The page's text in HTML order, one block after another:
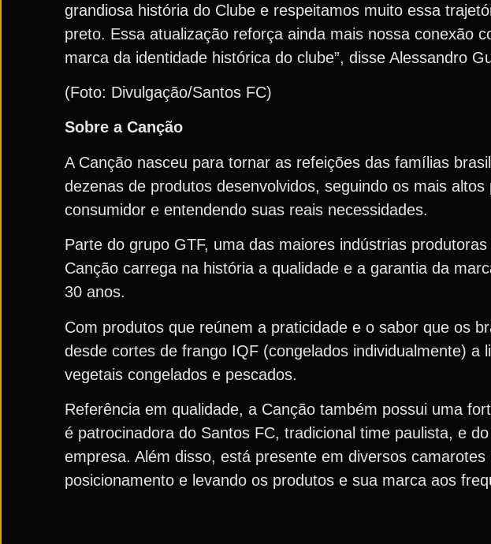
grandiosa história do Clube e respeitamos muito essa
preto. Essa atualização reforça ainda mais nossa conexão
marca da identidade histórica do clube”, disse Alessandro
(Foto: Divulgação/Santos FC)
Sobre a Canção
A Canção nasceu para tornar as refeições das famílias
dezenas de produtos desenvolvidos, seguindo os mais
consumidor e entendendo suas reais necessidades.
Parte do grupo GTF, uma das maiores indústrias
Canção carrega na história a qualidade e a garantia da
30 anos.
Com produtos que reúnem a praticidade e o sabor que os
desde cortes de frango IQF (congelados individualmente) a
vegetais congelados e pescados.
Referência em qualidade, a Canção também possui uma
é patrocinadora do Santos FC, tradicional time paulista, e
empresa. Além disso, está presente em diversos
posicionamento e levando os produtos e sua marca aos